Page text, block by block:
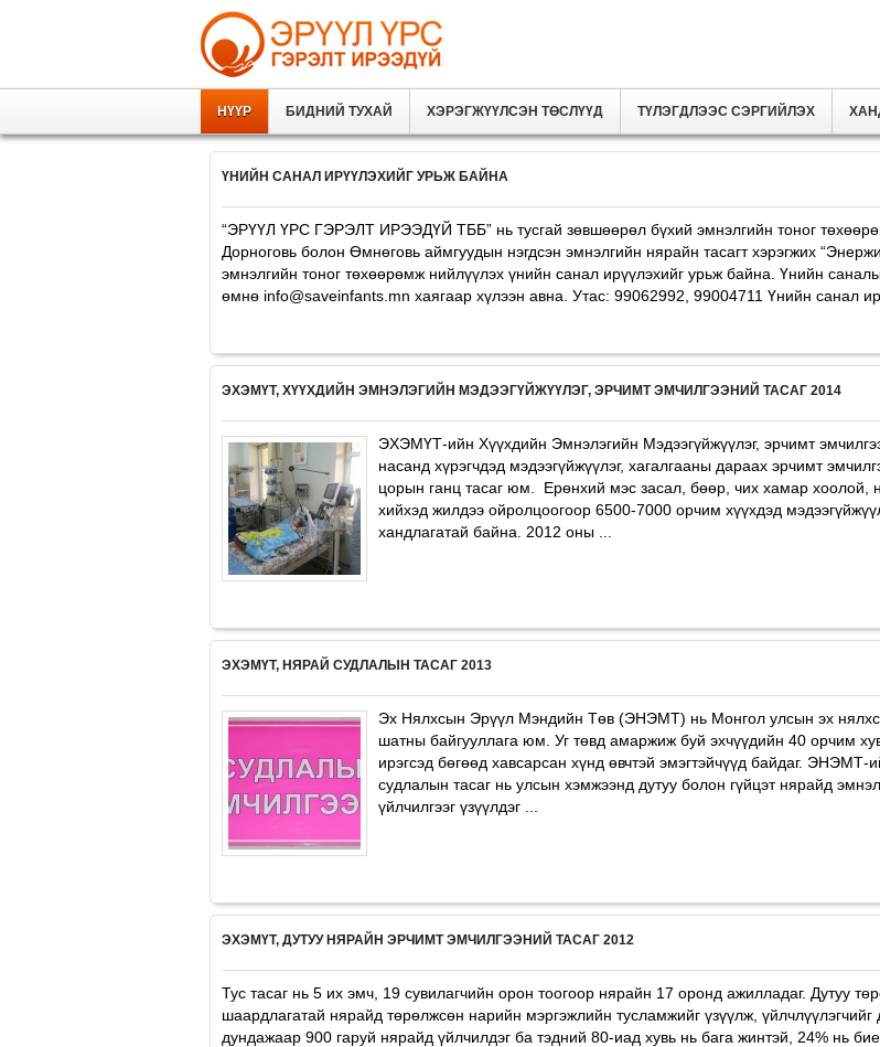
НҮҮР БИДНИЙ ТУХАЙ ХЭРЭГЖҮҮЛСЭН ТӨСЛҮҮД ТҮЛЭГДЛЭЭС СЭРГИЙЛЭХ
ҮНИЙН САНАЛ ИРҮҮЛЭХИЙГ УРЬЖ БАЙНА
“ЭРҮҮЛ ҮРС ГЭРЭЛТ ИРЭЭДҮЙ ТББ” нь тусгай зөвшөөрөл бүхий эмнэлгийн тоног
Дорноговь болон Өмнөговь аймгуудын нэгдсэн эмнэлгийн нярайн тасагт хэрэгжих
эмнэлгийн тоног төхөөрөмж нийлүүлэх үнийн санал ирүүлэхийг урьж байна. Үнийн
өмнө info@saveinfants.mn хаягаар хүлээн авна. Утас: 99062992, 99004711 Үнийн санал
ЭХЭМҮТ, ХҮҮХДИЙН ЭМНЭЛЭГИЙН МЭДЭЭГҮЙЖҮҮЛЭГ, ЭРЧИМТ ЭМЧИЛГЭЭНИЙ ТАСАГ 2014
ЭХЭМҮТ-ийн Хүүхдийн Эмнэлэгийн Мэдээгүйжүүлэг, эрчимт
насанд хүрэгчдэд мэдээгүйжүүлэг, хагалгааны дараах эрчимт
цорын ганц тасаг юм. Ерөнхий мэс засал, бөөр, чих хамар хоолой,
хийхэд жилдээ ойролцоогоор 6500-7000 орчим хүүхдэд
хандлагатай байна. 2012 оны ...
ЭХЭМҮТ, НЯРАЙ СУДЛАЛЫН ТАСАГ 2013
Эх Нялxсын Эрүүл Мэндийн Tөв (ЭНЭМТ) нь Монгол улсын эх
шатны байгууллага юм. Уг төвд aмаржиж буй эхчүүдийн 40 орчим
ирэгсэд бөгөөд хавсарсан хүнд өвчтэй эмэгтэйчүүд байдаг.
судлалын тасаг нь улсын хэмжээнд дутуу болон гүйцэт нярайд
үйлчилгээг үзүүлдэг ...
ЭХЭМҮТ, ДУТУУ НЯРАЙН ЭРЧИМТ ЭМЧИЛГЭЭНИЙ ТАСAГ 2012
Тус тасаг нь 5 их эмч, 19 сувилагчийн орон тоогоор нярайн 17 оронд ажилладаг. Дутуу
шаардлагатай нярайд төрөлжсөн нарийн мэргэжлийн тусламжийг үзүүлж,
дундажаар 900 гаруй нярайд үйлчилдэг ба тэдний 80-иад хувь нь бага жинтэй, 24% нь